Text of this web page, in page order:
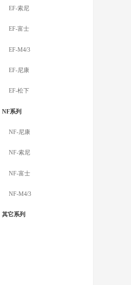
EF-索尼
EF-富士
EF-M4/3
EF-尼康
EF-松下
NF系列
NF-尼康
NF-索尼
NF-富士
NF-M4/3
其它系列